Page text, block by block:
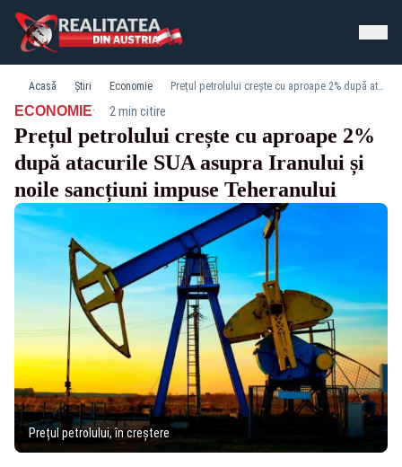
Acasă Știri Economie Prețul petrolului crește cu aproape 2% după atacurile SUA asupra Iranului și noile sancțiuni impuse Teheranului
ECONOMIE· 2 min citire
Prețul petrolului crește cu aproape 2%
după atacurile SUA asupra Iranului și
noile sancțiuni impuse Teheranului
Prețul petrolului, în creștere